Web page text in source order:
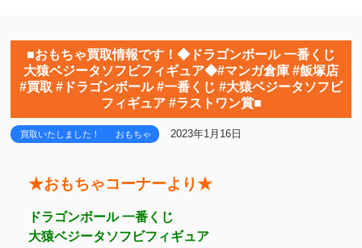
■おもちゃ買取情報です！◆ドラゴンボール 一番くじ
大猿ベジータソフビフィギュア◆#マンガ倉庫 #飯塚店
#買取 #ドラゴンボール #一番くじ #大猿ベジータソフビ
フィギュア #ラストワン賞■
買取いたしました！ おもちゃ 2023年1月16日
★おもちゃコーナーより★
ドラゴンボール 一番くじ
大猿ベジータソフビフィギュア